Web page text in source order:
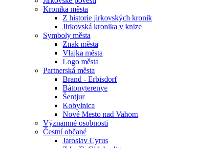
Kronika města
Z historie jirkovských kronik
Jirkovská kronika v knize
Symboly města
Znak města
Vlajka města
Logo města
Partnerská města
Brand - Erbisdorf
Bátonyterenye
Šentjur
Kobylnica
Nové Mesto nad Vahom
Významné osobnosti
Čestní občané
Jaroslav Cyrus